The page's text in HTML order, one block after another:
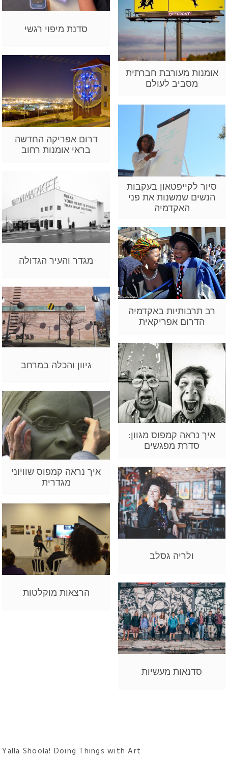
סדנת מיפוי רגשי
אומנות מעורבת חברתית
מסביב לעולם
דרום אפריקה החדשה
בראי אומנות רחוב
סיור לקייפטאון בעקבות
הנשים שמשנות את פני
האקדמיה
מגדר והעיר הגדולה
רב תרבותיות באקדמיה
הדרום אפריקאית
גיוון והכלה במרחב
איך נראה קמפוס מגוון:
סדרת מפגשים
איך נראה קמפוס שוויוני
מגדרית
ולריה גסלב
הרצאות מוקלטות
סדנאות מעשיות
Yalla Shoola! Doing Things with Art